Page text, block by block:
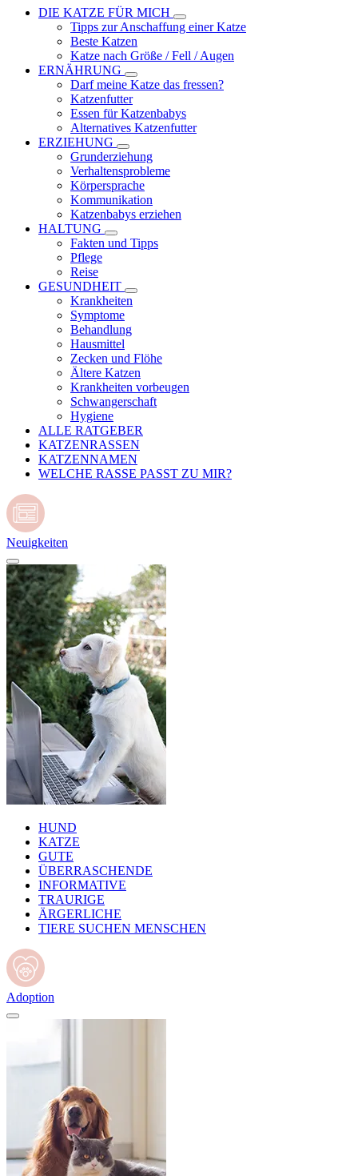
DIE KATZE FÜR MICH
Tipps zur Anschaffung einer Katze
Beste Katzen
Katze nach Größe / Fell / Augen
ERNÄHRUNG
Darf meine Katze das fressen?
Katzenfutter
Essen für Katzenbabys
Alternatives Katzenfutter
ERZIEHUNG
Grunderziehung
Verhaltensprobleme
Körpersprache
Kommunikation
Katzenbabys erziehen
HALTUNG
Fakten und Tipps
Pflege
Reise
GESUNDHEIT
Krankheiten
Symptome
Behandlung
Hausmittel
Zecken und Flöhe
Ältere Katzen
Krankheiten vorbeugen
Schwangerschaft
Hygiene
ALLE RATGEBER
KATZENRASSEN
KATZENNAMEN
WELCHE RASSE PASST ZU MIR?
Neuigkeiten
HUND
KATZE
GUTE
ÜBERRASCHENDE
INFORMATIVE
TRAURIGE
ÄRGERLICHE
TIERE SUCHEN MENSCHEN
Adoption